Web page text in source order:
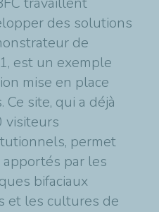
des solutions
de
est un exemple
mise en place
site, qui a déjà
visiteurs
permet
par les
bifaciaux
et les cultures de